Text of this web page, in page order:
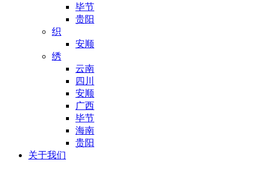
毕节
贵阳
织
安顺
绣
云南
四川
安顺
广西
毕节
海南
贵阳
关于我们